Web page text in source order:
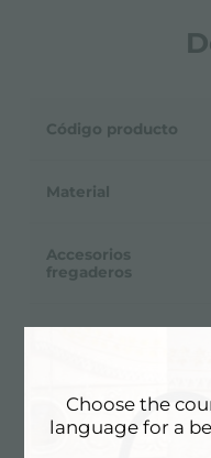
Código producto
Material
Accesorios
fregaderos
Choose the
language for a